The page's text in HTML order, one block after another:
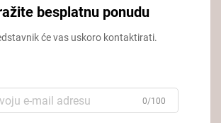
besplatnu ponudu
će vas uskoro kontaktirati.
0/100